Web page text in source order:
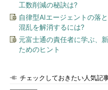
工数削減の秘訣は?
自律型AIエージェントの落
混乱を解消するには?
元富士通の責任者に学ぶ、
ためのヒント
チェックしておきたい人気記